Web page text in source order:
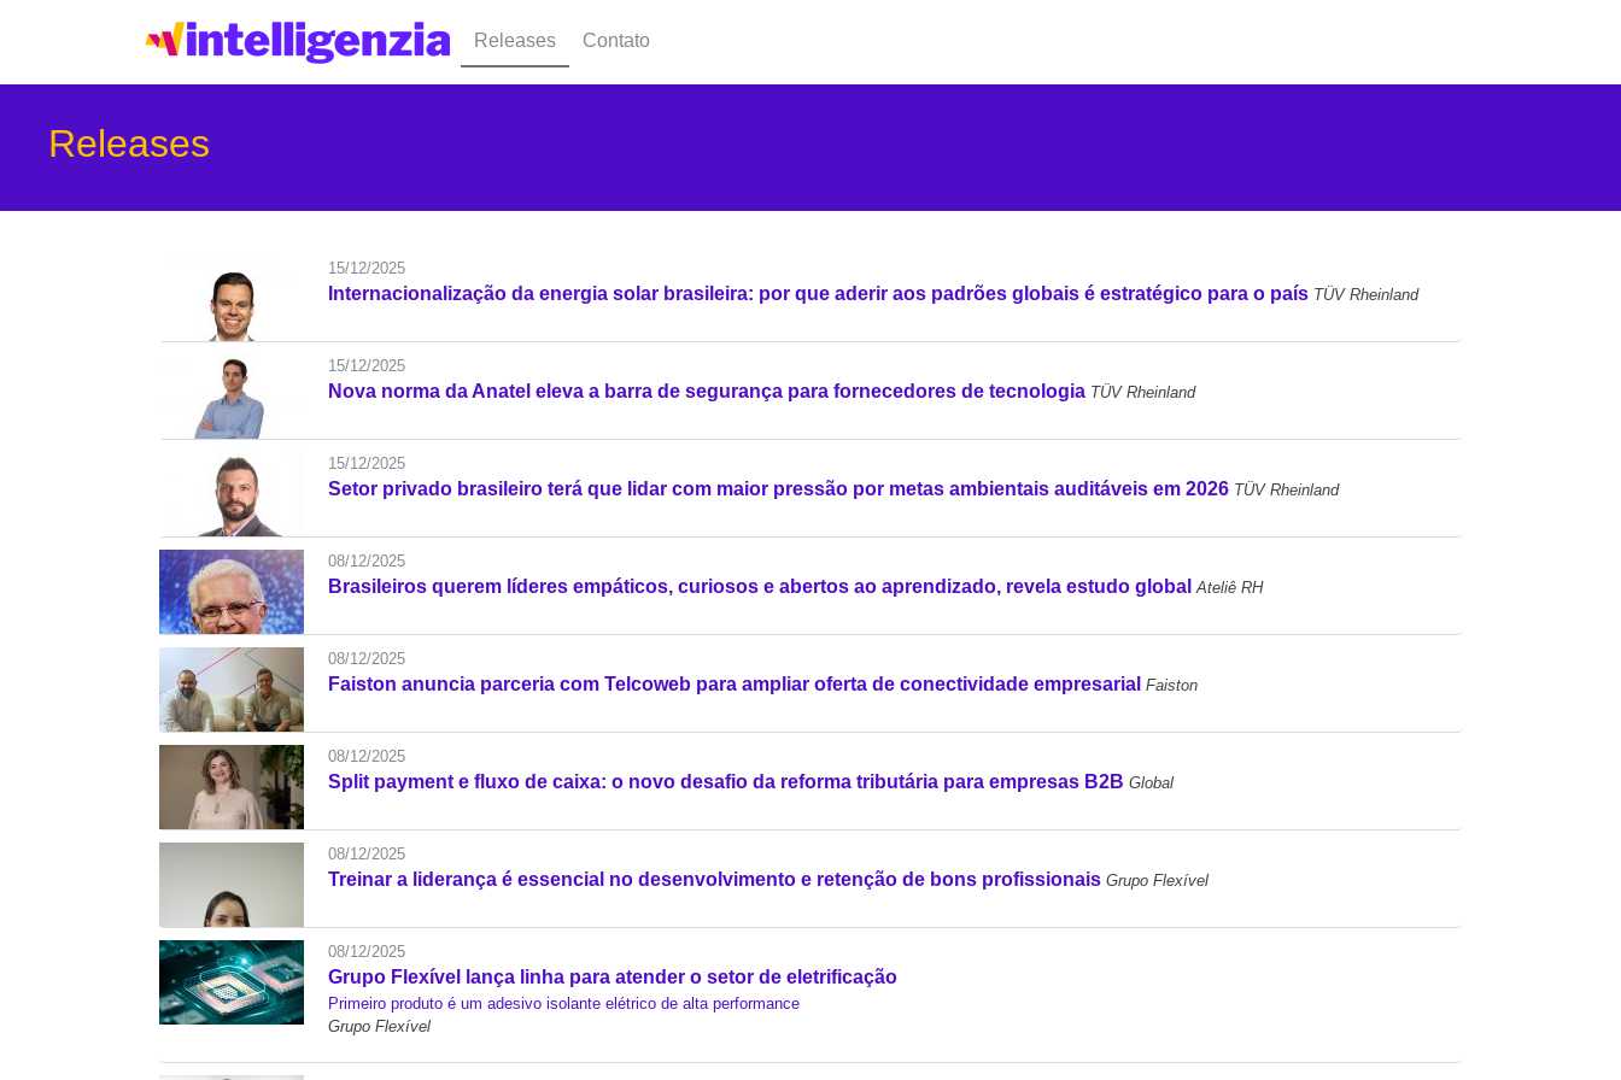
Releases Contato
Releases
15/12/2025
Internacionalização da energia solar brasileira: por que aderir aos padrões globais é estratégico para o país TÜV Rheinland
15/12/2025
Nova norma da Anatel eleva a barra de segurança para fornecedores de tecnologia TÜV Rheinland
15/12/2025
Setor privado brasileiro terá que lidar com maior pressão por metas ambientais auditáveis em 2026 TÜV Rheinland
08/12/2025
Brasileiros querem líderes empáticos, curiosos e abertos ao aprendizado, revela estudo global Ateliê RH
08/12/2025
Faiston anuncia parceria com Telcoweb para ampliar oferta de conectividade empresarial Faiston
08/12/2025
Split payment e fluxo de caixa: o novo desafio da reforma tributária para empresas B2B Global
08/12/2025
Treinar a liderança é essencial no desenvolvimento e retenção de bons profissionais Grupo Flexível
08/12/2025
Grupo Flexível lança linha para atender o setor de eletrificação
Primeiro produto é um adesivo isolante elétrico de alta performance
Grupo Flexível